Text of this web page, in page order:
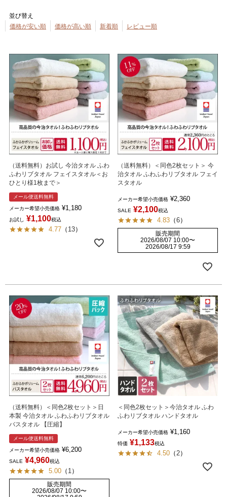
並び替え
価格が安い順
価格が高い順 新着順 レビュー順
（送料無料）お試し 今治タオル ふわ
ふわリブタオル フェイスタオル＜お
ひとり様1枚まで＞
メール便送料無料
メーカー希望小売価格 ¥1,180
お試し ¥1,100税込
4.77 （ 13）
（送料無料）＜同色2枚セット＞ 今
治タオル ふわふわリブタオル フェイ
スタオル
メーカー希望小売価格 ¥2,360
SALE ¥2,100税込
4.83 （6）
販売期間
2026/08/07 10:00〜
2026/08/17 9:59
（送料無料）＜同色2枚セット＞日
本製 今治タオル ふわふわリブタオル
バスタオル 【圧縮】
メール便送料無料
メーカー希望小売価格 ¥6,200
SALE ¥4,960税込
5.00 （ 1）
販売期間
2026/08/07 10:00〜
＜同色2枚セット＞今治タオル ふわ
ふわリブタオル ハンドタオル
メーカー希望小売価格 ¥1,160
特価 ¥1,133税込
4.50 （2）